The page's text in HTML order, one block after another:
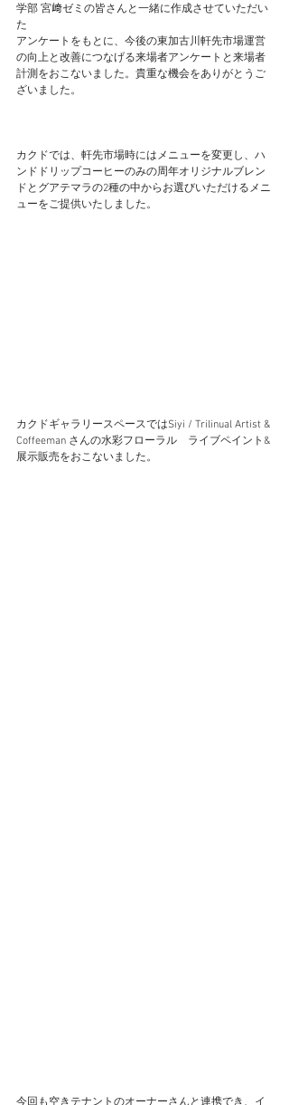
学部 宮﨑ゼミの皆さんと一緒に作成させていただい
た
アンケートをもとに、今後の東加古川軒先市場運営
の向上と改善につなげる来場者アンケートと来場者
計測をおこないました。貴重な機会をありがとうご
ざいました。
カクドでは、軒先市場時にはメニューを変更し、ハ
ンドドリップコーヒーのみの周年オリジナルブレン
ドとグアテマラの2種の中からお選びいただけるメニ
ューをご提供いたしました。
カクドギャラリースペースではSiyi / Trilinual Artist &
Coffeeman さんの水彩フローラル　ライブペイント&
展示販売をおこないました。
今回も空きテナントのオーナーさんと連携でき、イ